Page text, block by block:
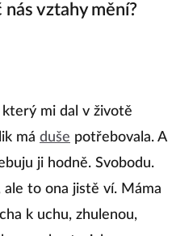
vztahy mění?
mi dal v životě
má duše potřebovala. A
ji hodně. Svobodu.
ale to ona jistě ví. Máma
k uchu, zhulenou,